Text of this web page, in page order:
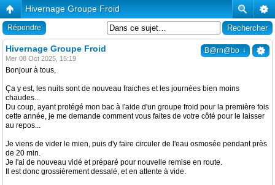
Hivernage Groupe Froid
Répondre
B@rn@bo ↓
Hivernage Groupe Froid
Mer 08 Oct 2025, 15:19
Bonjour à tous,
Ça y est, les nuits sont de nouveau fraiches et les journées bien moins
chaudes...
Du coup, ayant protégé mon bac à l'aide d'un groupe froid pour la première fois
cette année, je me demande comment vous faites de votre côté pour le laisser
au repos...
Je viens de vider le mien, puis d'y faire circuler de l'eau osmosée pendant près
de 20 min.
Je l'ai de nouveau vidé et préparé pour nouvelle remise en route.
Il est donc grossièrement dessalé, et en attente à vide.